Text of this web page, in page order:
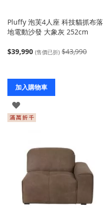
Pluffy 泡芙4人座 科技貓抓布落
地電動沙發 大象灰 252cm
$39,990 (售價已折) $43,990
加入購物車
登
入